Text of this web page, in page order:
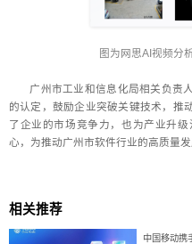
图为网思AI视频分
广州市工业和信息化局相关负责
的认定，鼓励企业突破关键技术，推
了企业的市场竞争力，也为产业升
心，为推动广州市软件行业的高质量
相关推荐
中国移动携